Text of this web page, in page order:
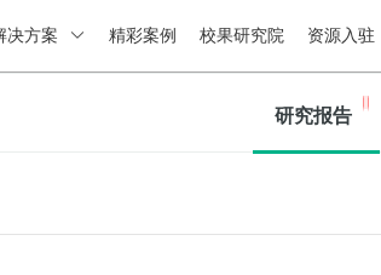
决方案 精彩案例 校果研究院 资源入驻
研究报告